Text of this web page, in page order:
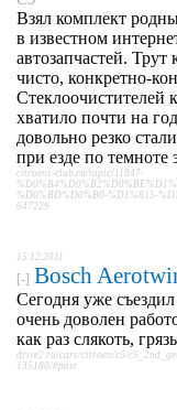
Взял комплект
в известном
автозапчастей.
чисто, конкретно-
Стеклоочистителей
хватило почти на
довольно резко
при езде по темноте
citroens-club.ru/topic/11847-
%D0%BD%D0%B0-%D1%815-
647229
15.12.2011
[-] Bosch
Сегодня уже
очень доволен
как раз слякоть,
drive2.ru/cars/citroen/c5/
135180/#post